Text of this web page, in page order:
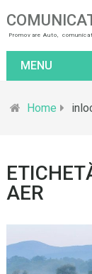
Promovare Auto,
MENU
Home
AER